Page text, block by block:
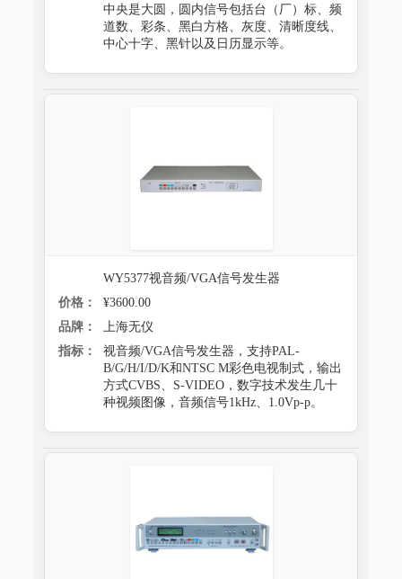
中央是大圆，圆内信号包括台（厂）标、频
道数、彩条、黑白方格、灰度、清晰度线、
中心十字、黑针以及日历显示等。
WY5377视音频/VGA信号发生器
价格：
¥3600.00
品牌：
上海无仪
指标：
视音频/VGA信号发生器，支持PAL-
B/G/H/I/D/K和NTSC M彩色电视制式，输出
方式CVBS、S-VIDEO，数字技术发生几十
种视频图像，音频信号1kHz、1.0Vp-p。